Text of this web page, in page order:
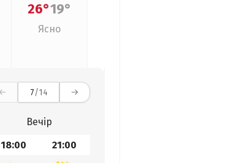
26°19°
Ясно
7/14
Вечір
18:00 21:00